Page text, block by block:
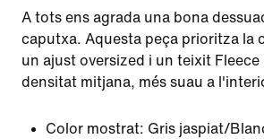
A tots ens agrada una bona
caputxa. Aquesta peça prioritza la
un ajust oversized i un teixit Fleece
densitat mitjana, més suau a
Color mostrat: Gris jaspiat/